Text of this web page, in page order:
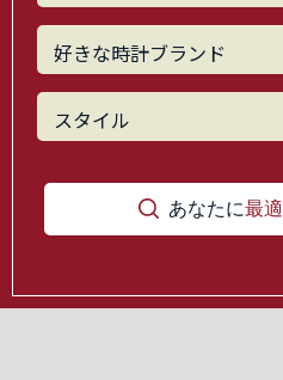
あなたに最適